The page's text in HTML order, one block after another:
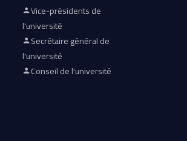
Vice-présidents de
l'université
Secrétaire général de
l'université
Conseil de l'université